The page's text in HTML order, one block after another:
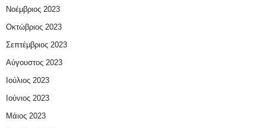
Νοέμβριος 2023
Οκτώβριος 2023
Σεπτέμβριος 2023
Αύγουστος 2023
Ιούλιος 2023
Ιούνιος 2023
Μάιος 2023